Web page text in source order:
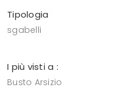
Tipologia
sgabelli
I più visti a :
Busto Arsizio